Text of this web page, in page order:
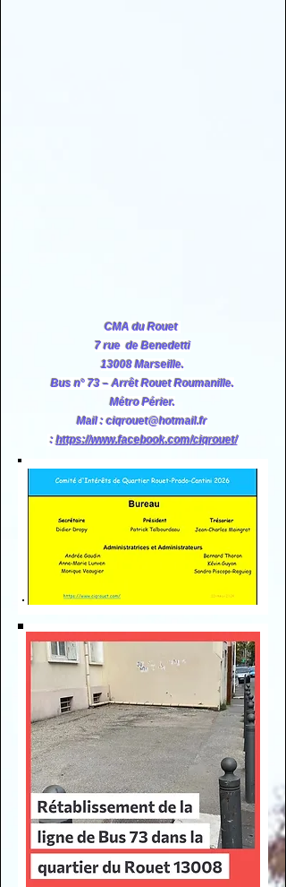
CMA du Rouet
7 rue de Benedetti
13008 Marseille.
Bus n° 73 – Arrêt Rouet Roumanille.
Métro Périer.
Mail :ciqrouet@hotmail.fr
:https://www.facebook.com/ciqrouet/